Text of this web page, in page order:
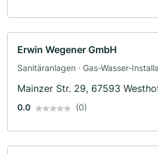
Erwin Wegener GmbH
Sanitäranlagen · Gas-Wasser-
Mainzer Str. 29, 67593
0.0 (0)